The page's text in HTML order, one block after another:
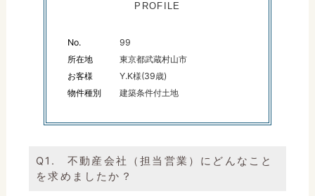
PROFILE
No.
99
所在地
東京都武蔵村山市
お客様
Y.K様(39歳)
物件種別
建築条件付土地
Q1. 不動産会社（担当営業）にどんなこと
を求めましたか？